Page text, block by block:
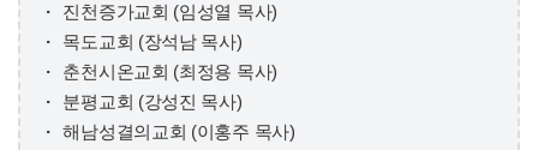
진천증가교회 (임성열 목사)
목도교회 (장석남 목사)
춘천시온교회 (최정용 목사)
분평교회 (강성진 목사)
해남성결의교회 (이홍주 목사)